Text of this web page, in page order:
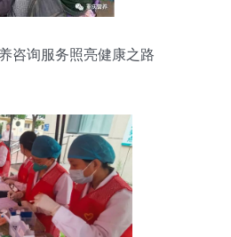
咨询服务照亮健康之路